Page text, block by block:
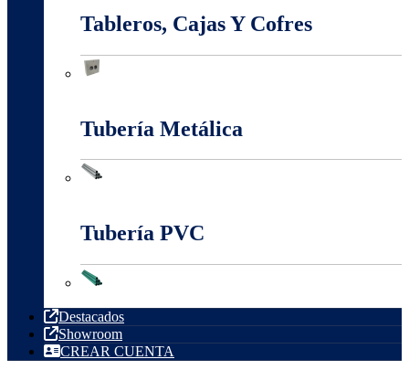
Tableros, Cajas Y Cofres
Tubería Metálica
Tubería PVC
Destacados
Showroom
CREAR CUENTA